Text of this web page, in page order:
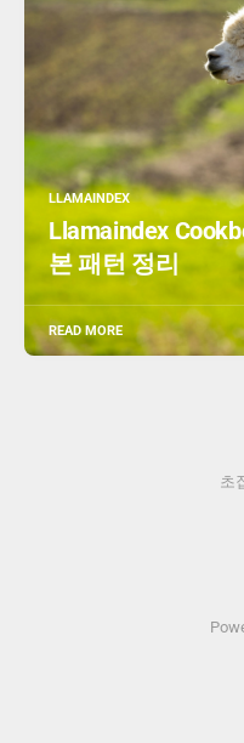
LLAMAINDEX
Llamaindex
본 패턴 정리
READ MORE
초